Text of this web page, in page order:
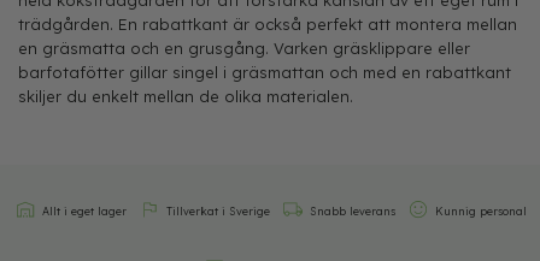
trädgården. En rabattkant är också perfekt att montera mellan
en gräsmatta och en grusgång. Varken gräsklippare eller
barfotafötter gillar singel i gräsmattan och med en rabattkant
skiljer du enkelt mellan de olika materialen.
Allt i eget lager Tillverkat i Sverige Snabb leverans Kunnig personal